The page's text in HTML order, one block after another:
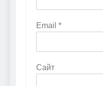
Email *
Сайт